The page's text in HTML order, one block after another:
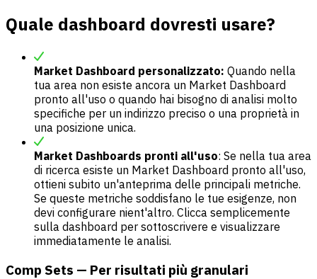
Quale dashboard dovresti usare?
Market Dashboard personalizzato: Quando nella
tua area non esiste ancora un Market Dashboard
pronto all'uso o quando hai bisogno di analisi molto
specifiche per un indirizzo preciso o una proprietà in
una posizione unica.
Market Dashboards pronti all'uso: Se nella tua area
di ricerca esiste un Market Dashboard pronto all'uso,
ottieni subito un'anteprima delle principali metriche.
Se queste metriche soddisfano le tue esigenze, non
devi configurare nient'altro. Clicca semplicemente
sulla dashboard per sottoscrivere e visualizzare
immediatamente le analisi.
Comp Sets — Per risultati più granulari